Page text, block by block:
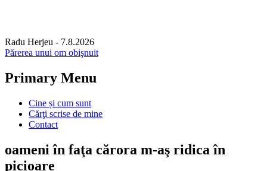
Radu Herjeu - 7.8.2026
Părerea unui om obişnuit
Primary Menu
Skip
content
Cine și cum sunt
Cărţi scrise de mine
Contact
oameni în faţa cărora m-aş ridica în
picioare